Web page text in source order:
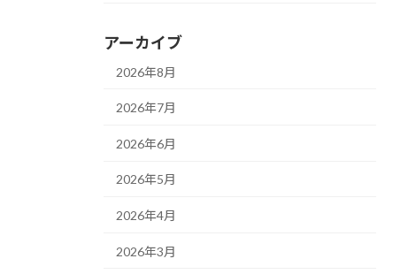
アーカイブ
2026年8月
2026年7月
2026年6月
2026年5月
2026年4月
2026年3月